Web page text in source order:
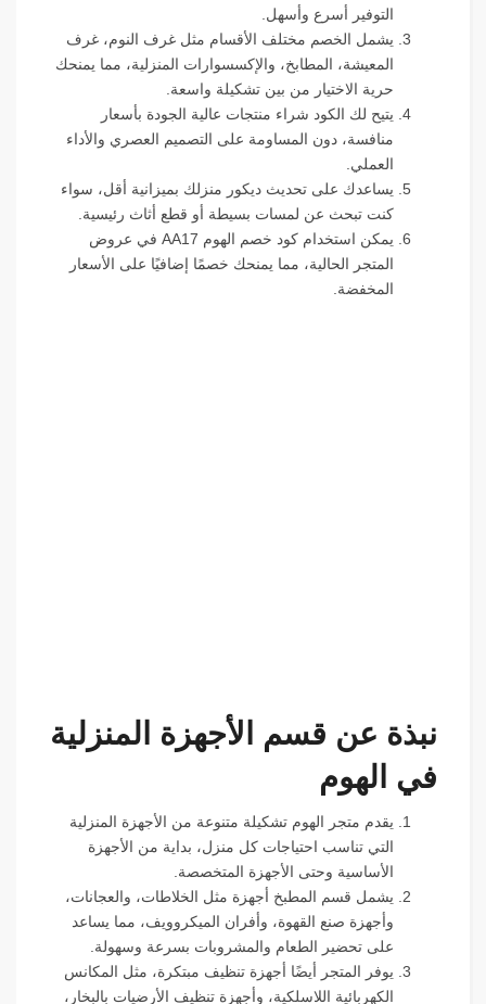
التوفير أسرع وأسهل.
يشمل الخصم مختلف الأقسام مثل غرف النوم، غرف
المعيشة، المطابخ، والإكسسوارات المنزلية، مما يمنحك
حرية الاختيار من بين تشكيلة واسعة.
يتيح لك الكود شراء منتجات عالية الجودة بأسعار
منافسة، دون المساومة على التصميم العصري والأداء
العملي.
يساعدك على تحديث ديكور منزلك بميزانية أقل، سواء
كنت تبحث عن لمسات بسيطة أو قطع أثاث رئيسية.
يمكن استخدام كود خصم الهوم AA17 في عروض
المتجر الحالية، مما يمنحك خصمًا إضافيًا على الأسعار
المخفضة.
نبذة عن قسم الأجهزة المنزلية
في الهوم
يقدم متجر الهوم تشكيلة متنوعة من الأجهزة المنزلية
التي تناسب احتياجات كل منزل، بداية من الأجهزة
الأساسية وحتى الأجهزة المتخصصة.
يشمل قسم المطبخ أجهزة مثل الخلاطات، والعجانات،
وأجهزة صنع القهوة، وأفران الميكروويف، مما يساعد
على تحضير الطعام والمشروبات بسرعة وسهولة.
يوفر المتجر أيضًا أجهزة تنظيف مبتكرة، مثل المكانس
الكهربائية اللاسلكية، وأجهزة تنظيف الأرضيات بالبخار،